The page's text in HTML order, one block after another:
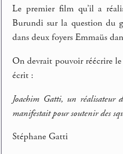
Le premier film qu’il a
Burundi sur la question du
dans deux foyers Emmaüs
On devrait pouvoir réécrire
écrit :
Joachim Gatti, un réalisateur
manifestait pour soutenir des
Stéphane Gatti